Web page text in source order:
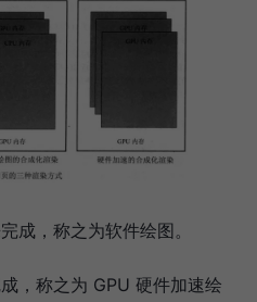
成，称之为软件绘图。
，称之为 GPU 硬件加速绘